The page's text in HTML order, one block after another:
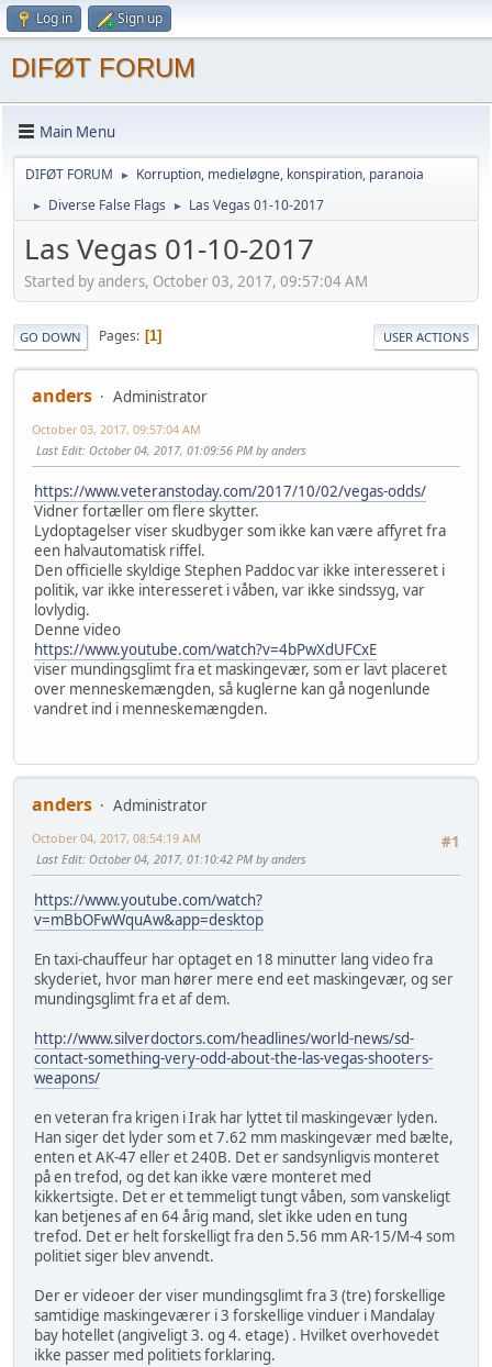
Log in Sign up
DIFØT FORUM
Main Menu
DIFØT FORUM ► Korruption, medieløgne, konspiration, paranoia
► Diverse False Flags ► Las Vegas 01-10-2017
Las Vegas 01-10-2017
Started by anders, October 03, 2017, 09:57:04 AM
GO DOWN Pages 1 USER ACTIONS
anders Administrator
October 03, 2017, 09:57:04 AM
Last Edit: October 04, 2017, 01:09:56 PM by anders
https://www.veteranstoday.com/2017/10/02/vegas-odds/
Vidner fortæller om flere skytter.
Lydoptagelser viser skudbyger som ikke kan være affyret fra
een halvautomatisk riffel.
Den officielle skyldige Stephen Paddoc var ikke interesseret i
politik, var ikke interesseret i våben, var ikke sindssyg, var
lovlydig.
Denne video
https://www.youtube.com/watch?v=4bPwXdUFCxE
viser mundingsglimt fra et maskingevær, som er lavt placeret
over menneskemængden, så kuglerne kan gå nogenlunde
vandret ind i menneskemængden.
anders
Administrator
#1
October 04, 2017, 08:54:19 AM
Last Edit: October 04, 2017, 01:10:42 PM by anders
https://www.youtube.com/watch?
v=mBbOFwWquAw&app=desktop
En taxi-chauffeur har optaget en 18 minutter lang video fra
skyderiet, hvor man hører mere end eet maskingevær, og ser
mundingsglimt fra et af dem.
http://www.silverdoctors.com/headlines/world-news/sd-
contact-something-very-odd-about-the-las-vegas-shooters-
weapons/
en veteran fra krigen i Irak har lyttet til maskingevær lyden.
Han siger det lyder som et 7.62 mm maskingevær med bælte,
enten et AK-47 eller et 240B. Det er sandsynligvis monteret
på en trefod, og det kan ikke være monteret med
kikkertsigte. Det er et temmeligt tungt våben, som vanskeligt
kan betjenes af en 64 årig mand, slet ikke uden en tung
trefod. Det er helt forskelligt fra den 5.56 mm AR-15/M-4 som
politiet siger blev anvendt.
Der er videoer der viser mundingsglimt fra 3 (tre) forskellige
samtidige maskingeværer i 3 forskellige vinduer i Mandalay
bay hotellet (angiveligt 3. og 4. etage) . Hvilket overhovedet
ikke passer med politiets forklaring.